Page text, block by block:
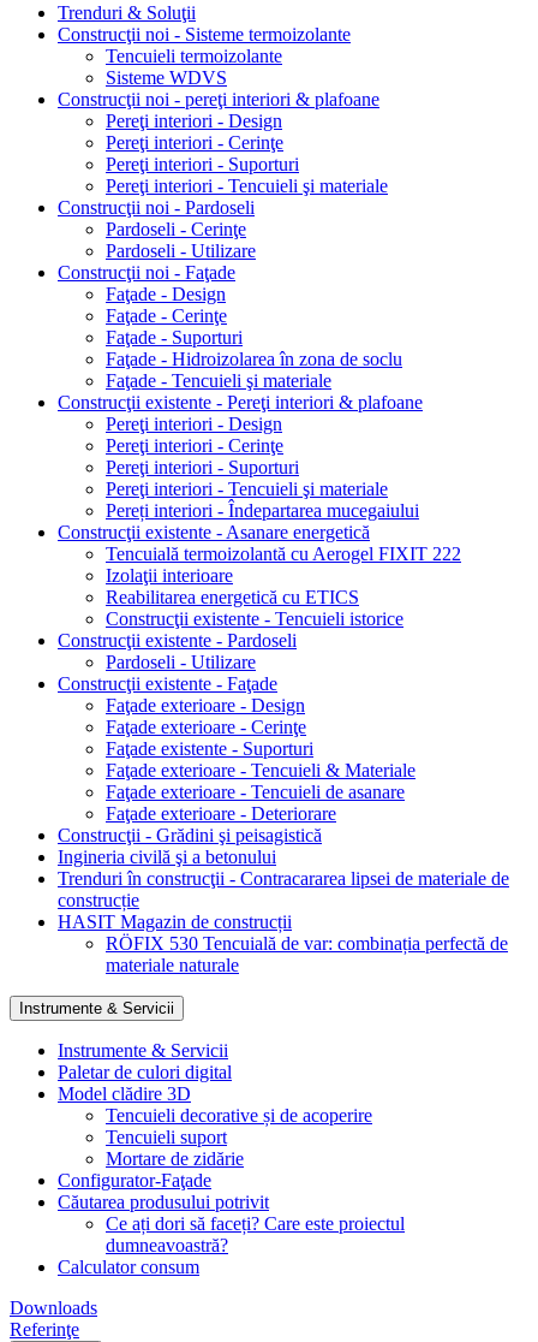
Trenduri & Soluţii
Construcţii noi - Sisteme termoizolante
Tencuieli termoizolante
Sisteme WDVS
Construcţii noi - pereţi interiori & plafoane
Pereţi interiori - Design
Pereţi interiori - Cerinţe
Pereţi interiori - Suporturi
Pereţi interiori - Tencuieli şi materiale
Construcţii noi - Pardoseli
Pardoseli - Cerinţe
Pardoseli - Utilizare
Construcţii noi - Faţade
Faţade - Design
Faţade - Cerinţe
Faţade - Suporturi
Faţade - Hidroizolarea în zona de soclu
Faţade - Tencuieli şi materiale
Construcţii existente - Pereţi interiori & plafoane
Pereţi interiori - Design
Pereţi interiori - Cerinţe
Pereţi interiori - Suporturi
Pereţi interiori - Tencuieli şi materiale
Pereți interiori - Îndepartarea mucegaiului
Construcţii existente - Asanare energetică
Tencuială termoizolantă cu Aerogel FIXIT 222
Izolaţii interioare
Reabilitarea energetică cu ETICS
Construcţii existente - Tencuieli istorice
Construcţii existente - Pardoseli
Pardoseli - Utilizare
Construcţii existente - Faţade
Faţade exterioare - Design
Faţade exterioare - Cerinţe
Faţade existente - Suporturi
Faţade exterioare - Tencuieli & Materiale
Faţade exterioare - Tencuieli de asanare
Faţade exterioare - Deteriorare
Construcţii - Grădini şi peisagistică
Ingineria civilă şi a betonului
Trenduri în construcţii - Contracararea lipsei de materiale de
construcție
HASIT Magazin de construcții
RÖFIX 530 Tencuială de var: combinația perfectă de
materiale naturale
Instrumente & Servicii
Instrumente & Servicii
Paletar de culori digital
Model clădire 3D
Tencuieli decorative și de acoperire
Tencuieli suport
Mortare de zidărie
Configurator-Faţade
Căutarea produsului potrivit
Ce ați dori să faceți? Care este proiectul
dumneavoastră?
Calculator consum
Downloads
Referinţe